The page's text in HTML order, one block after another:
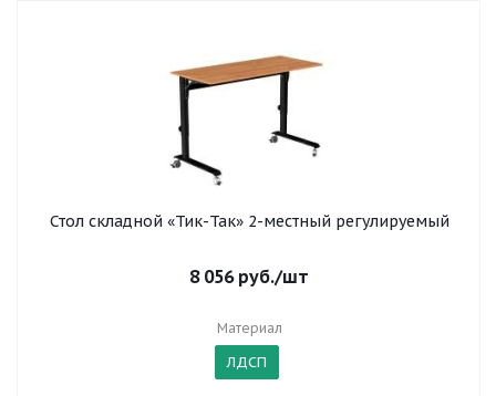
Стол складной «Тик-Так» 2-местный регулируемый
8 056руб./шт
Материал
ЛДСП